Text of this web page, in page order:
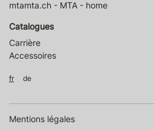
mtamta.ch - MTA - home
Catalogues
Carrière
Accessoires
fr de
Mentions légales